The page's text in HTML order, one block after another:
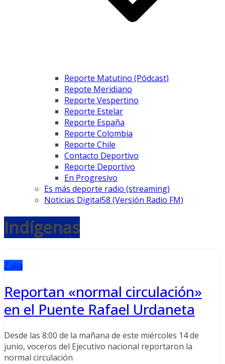
Reporte Matutino (Pódcast)
Repote Meridiano
Reporte Vespertino
Reporte Estelar
Reporte España
Reporte Colombia
Reporte Chile
Contacto Deportivo
Reporte Deportivo
En Progresivo
Es más deporte radio (streaming)
Noticias Digital58 (Versión Radio FM)
Indígenas
Zulia
Reportan «normal circulación»
en el Puente Rafael Urdaneta
Desde las 8:00 de la mañana de este miércoles 14 de
junio, voceros del Ejecutivo nacional reportaron la
normal circulación